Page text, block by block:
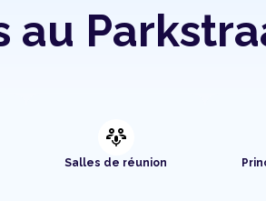
au
adaptive_audio_mic
Salles de réunion